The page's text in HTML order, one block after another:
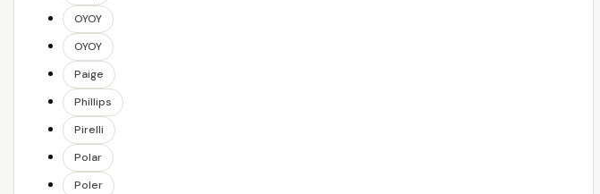
OYOY
OYOY
Paige
Phillips
Pirelli
Polar
Poler